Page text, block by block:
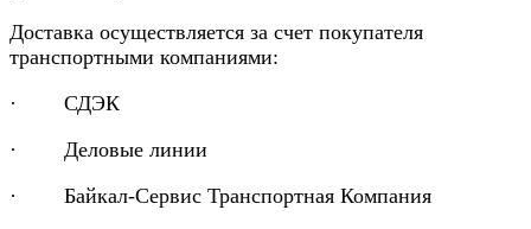
Доставка осуществляется за счет покупателя
транспортными компаниями:
· СДЭК
· Деловые линии
· Байкал-Сервис Транспортная Компания